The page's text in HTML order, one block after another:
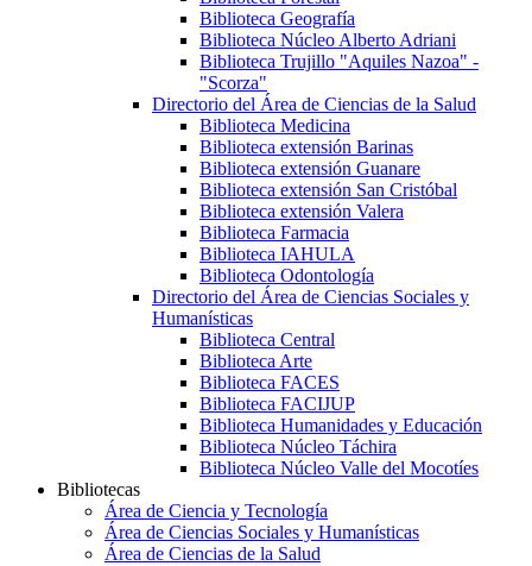
Biblioteca Geografía
Biblioteca Núcleo Alberto Adriani
Biblioteca Trujillo "Aquiles Nazoa" -
"Scorza"
Directorio del Área de Ciencias de la Salud
Biblioteca Medicina
Biblioteca extensión Barinas
Biblioteca extensión Guanare
Biblioteca extensión San Cristóbal
Biblioteca extensión Valera
Biblioteca Farmacia
Biblioteca IAHULA
Biblioteca Odontología
Directorio del Área de Ciencias Sociales y
Humanísticas
Biblioteca Central
Biblioteca Arte
Biblioteca FACES
Biblioteca FACIJUP
Biblioteca Humanidades y Educación
Biblioteca Núcleo Táchira
Biblioteca Núcleo Valle del Mocotíes
Bibliotecas
Área de Ciencia y Tecnología
Área de Ciencias Sociales y Humanísticas
Área de Ciencias de la Salud